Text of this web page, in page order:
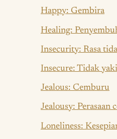
Happy: Gembira
Healing:
Insecurity: Rasa
Insecure: Tidak
Jealous: Cemburu
Jealousy: Perasaan
Loneliness: